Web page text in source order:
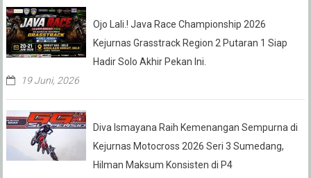
Ojo Lali.! Java Race Championship 2026
Kejurnas Grasstrack Region 2 Putaran 1 Siap
Hadir Solo Akhir Pekan Ini.
19 Juni, 2026
Diva Ismayana Raih Kemenangan Sempurna di
Kejurnas Motocross 2026 Seri 3 Sumedang,
Hilman Maksum Konsisten di P4